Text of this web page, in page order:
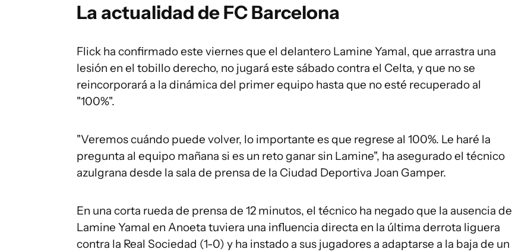
La actualidad de FC Barcelona
Flick ha confirmado este viernes que el delantero Lamine Yamal, que arrastra una
lesión en el tobillo derecho, no jugará este sábado contra el Celta, y que no se
reincorporará a la dinámica del primer equipo hasta que no esté recuperado al
"100%".
"Veremos cuándo puede volver, lo importante es que regrese al 100%. Le haré la
pregunta al equipo mañana si es un reto ganar sin Lamine", ha asegurado el técnico
azulgrana desde la sala de prensa de la Ciudad Deportiva Joan Gamper.
En una corta rueda de prensa de 12 minutos, el técnico ha negado que la ausencia de
Lamine Yamal en Anoeta tuviera una influencia directa en la última derrota liguera
contra la Real Sociedad (1-0) y ha instado a sus jugadores a adaptarse a la baja de un